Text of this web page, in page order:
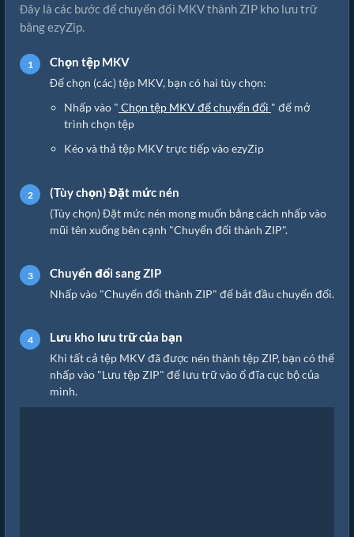
Đây là các bước để chuyển đổi MKV thành ZIP kho lưu trữ
bằng ezyZip.
Chọn tệp MKV
Để chọn (các) tệp MKV, bạn có hai tùy chọn:
Nhấp vào " Chọn tệp MKV để chuyển đổi " để mở
trình chọn tệp
Kéo và thả tệp MKV trực tiếp vào ezyZip
(Tùy chọn) Đặt mức nén
(Tùy chọn) Đặt mức nén mong muốn bằng cách nhấp vào
mũi tên xuống bên cạnh "Chuyển đổi thành ZIP".
Chuyển đổi sang ZIP
Nhấp vào "Chuyển đổi thành ZIP" để bắt đầu chuyển đổi.
Lưu kho lưu trữ của bạn
Khi tất cả tệp MKV đã được nén thành tệp ZIP, bạn có thể
nhấp vào "Lưu tệp ZIP" để lưu trữ vào ổ đĩa cục bộ của
mình.